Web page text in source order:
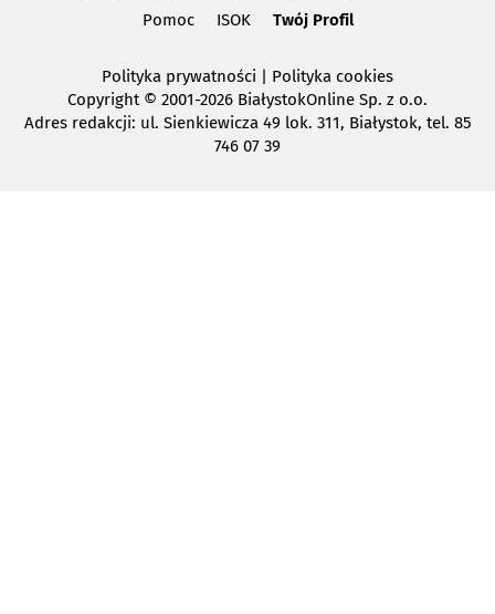
Pomoc
ISOK Twój Profil
Polityka prywatności
Polityka cookies
Copyright© 2001-2026 BiałystokOnline Sp. z o.o.
Adres redakcji: ul. Sienkiewicza 49 lok. 311, Białystok, tel. 85
746 07 39